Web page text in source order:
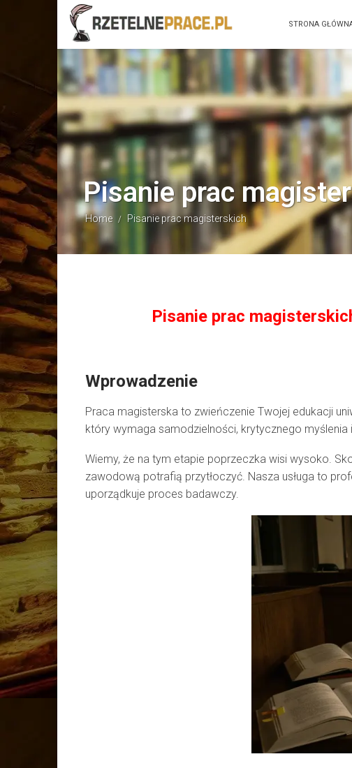
STRONA
Pisanie prac
Home / Pisanie prac magisterskich
Pisanie prac
Wprowadzenie
Praca magisterska to zwieńczenie Twojej edukacji
który wymaga samodzielności, krytycznego myślenia
Wiemy, że na tym etapie poprzeczka wisi wysoko.
zawodową potrafią przytłoczyć. Nasza usługa to
uporządkuje proces badawczy.